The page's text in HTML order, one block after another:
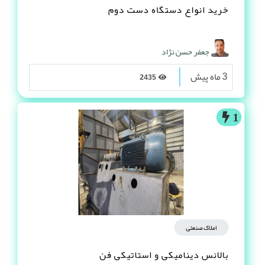
خرید انواع دستگاه دست دوم
جعفر حسن نژاد
3 ماه پیش
1
املاک صنعتی
بالانس دینامیکی و استاتیکی فن